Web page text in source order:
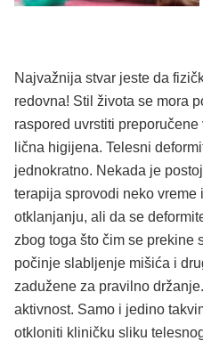
Najvažnija stvar jeste da
redovna! Stil života se mora
raspored uvrstiti
lična higijena. Telesni
jednokratno. Nekada je
terapija sprovodi neko vreme
otklanjanju, ali da se
zbog toga što čim se prekine
počinje slabljenje mišića i
zadužene za pravilno
aktivnost. Samo i jedino
otkloniti kliničku sliku